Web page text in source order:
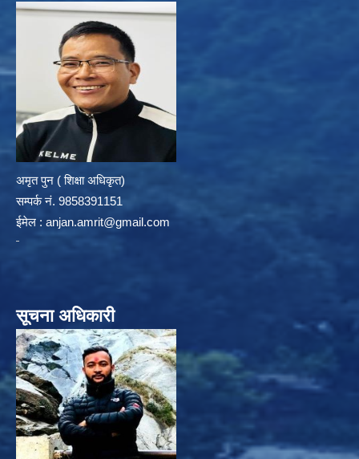
अमृत पुन ( शिक्षा अधिकृत)
सम्पर्क न‌ं. 9858391151
ईमेल : anjan.amrit@gmail.com
सूचना अधिकारी